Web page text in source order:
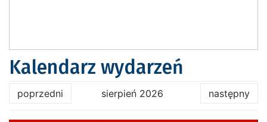
Kalendarz wydarzeń
poprzedni sierpień 2026 następny